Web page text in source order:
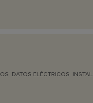
DATOS ELÉCTRICOS